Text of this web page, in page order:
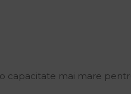
capacitate mai mare